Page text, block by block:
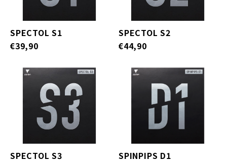
SPECTOL S1
€39,90
SPECTOL S2
€44,90
SPECTOL S3
SPINPIPS D1